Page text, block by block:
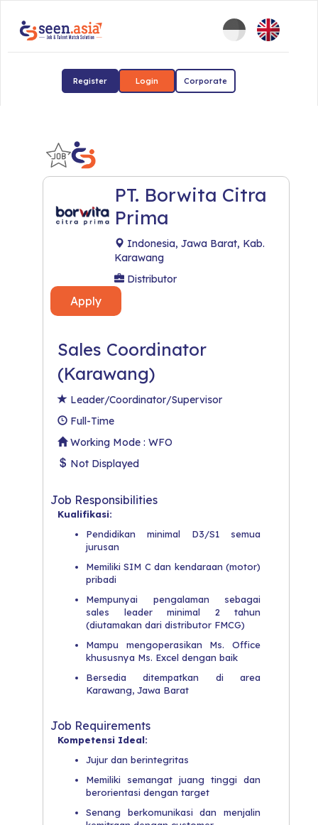
Register Login Corporate
PT. Borwita Citra
Prima
Indonesia, Jawa Barat, Kab.
Karawang
Distributor
Apply
Sales Coordinator
(Karawang)
Leader/Coordinator/Supervisor
Full-Time
Working Mode : WFO
Not Displayed
Job Responsibilities
Kualifikasi:
Pendidikan minimal D3/S1 semua
jurusan
Memiliki SIM C dan kendaraan (motor)
pribadi
Mempunyai pengalaman sebagai
sales leader minimal 2 tahun
(diutamakan dari distributor FMCG)
Mampu mengoperasikan Ms. Office
khususnya Ms. Excel dengan baik
Bersedia ditempatkan di area
Karawang, Jawa Barat
Job Requirements
Kompetensi Ideal:
Jujur dan berintegritas
Memiliki semangat juang tinggi dan
berorientasi dengan target
Senang berkomunikasi dan menjalin